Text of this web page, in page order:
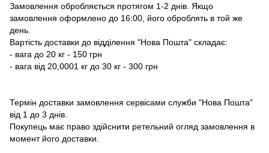
Замовлення обробляється протягом 1-2 днів. Якщо
замовлення оформлено до 16:00, його оброблять в той же
день.
Вартість доставки до відділення "Нова Пошта" складає:
- вага до 20 кг - 150 грн
- вага від 20,0001 кг до 30 кг - 300 грн
Термін доставки замовлення сервісами служби "Нова Пошта"
від 1 до 3 днів.
Покупець має право здійснити ретельний огляд замовлення в
момент його доставки.